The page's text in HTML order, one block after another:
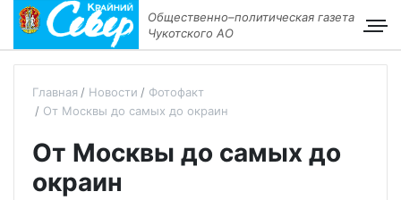
Общественно–политическая газета
Чукотского АО
Главная Новости
Фотофакт
От Москвы до самых до окраин
От Москвы до самых до
окраин